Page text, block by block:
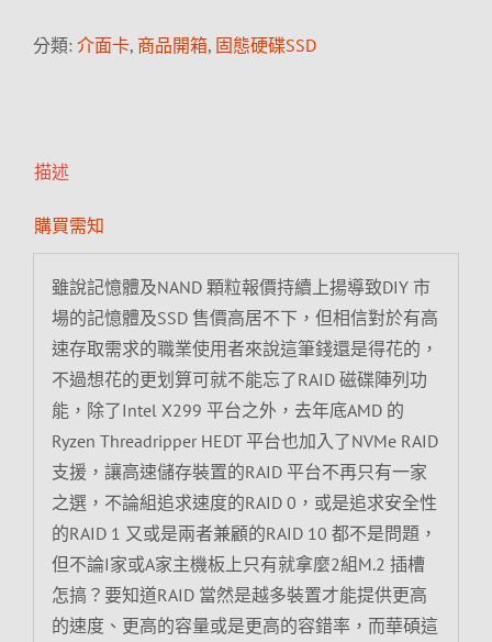
分類: 介面卡, 商品開箱, 固態硬碟SSD
描述
購買需知
雖說記憶體及NAND 顆粒報價持續上揚導致DIY 市
場的記憶體及SSD 售價高居不下，但相信對於有高
速存取需求的職業使用者來說這筆錢還是得花的，
不過想花的更划算可就不能忘了RAID 磁碟陣列功
能，除了Intel X299 平台之外，去年底AMD 的
Ryzen Threadripper HEDT 平台也加入了NVMe RAID
支援，讓高速儲存裝置的RAID 平台不再只有一家
之選，不論組追求速度的RAID 0，或是追求安全性
的RAID 1 又或是兩者兼顧的RAID 10 都不是問題，
但不論I家或A家主機板上只有就拿麼2組M.2 插槽
怎搞？要知道RAID 當然是越多裝置才能提供更高
的速度、更高的容量或是更高的容錯率，而華碩這